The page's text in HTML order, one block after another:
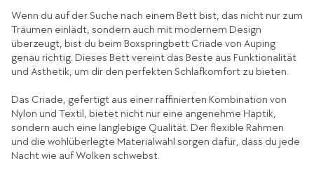
Wenn du auf der Suche nach einem Bett bist, das nicht nur zum
Träumen einlädt, sondern auch mit modernem Design
überzeugt, bist du beim Boxspringbett Criade von Auping
genau richtig. Dieses Bett vereint das Beste aus Funktionalität
und Ästhetik, um dir den perfekten Schlafkomfort zu bieten.
Das Criade, gefertigt aus einer raffinierten Kombination von
Nylon und Textil, bietet nicht nur eine angenehme Haptik,
sondern auch eine langlebige Qualität. Der flexible Rahmen
und die wohlüberlegte Materialwahl sorgen dafür, dass du jede
Nacht wie auf Wolken schwebst.